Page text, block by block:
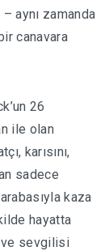
aynı zamanda
canavara
26
ile olan
karısını,
sadece
kaza
hayatta
ve sevgilisi